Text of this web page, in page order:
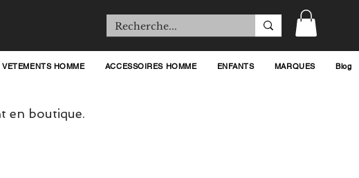
VETEMENTS HOMME ACCESSOIRES HOMME ENFANTS MARQUES Blog
en boutique.